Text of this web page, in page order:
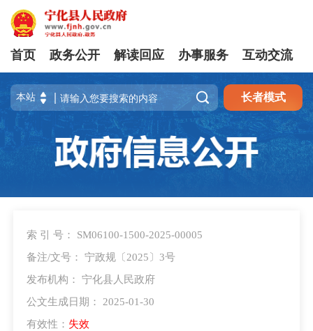
首页 政务公开 解读回应 办事服务 互动交流
 长者模式
索 引 号： SM06100-1500-2025-00005
备注/文号： 宁政规〔2025〕3号
发布机构： 宁化县人民政府
公文生成日期： 2025-01-30
有效性： 失效